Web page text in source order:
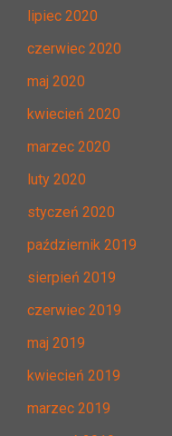
lipiec 2020
czerwiec 2020
maj 2020
kwiecień 2020
marzec 2020
luty 2020
styczeń 2020
październik 2019
sierpień 2019
czerwiec 2019
maj 2019
kwiecień 2019
marzec 2019